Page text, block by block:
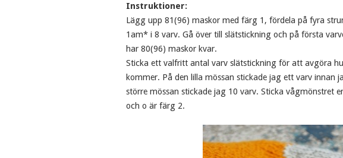
Instruktioner:
Lägg upp 81(96) maskor med färg 1, fördela på fyra
1am* i 8 varv. Gå över till slätstickning och på första
har 80(96) maskor kvar.
Sticka ett valfritt antal varv slätstickning för att avgöra
kommer. På den lilla mössan stickade jag ett varv innan
större mössan stickade jag 10 varv. Sticka vågmönstret
och o är färg 2.